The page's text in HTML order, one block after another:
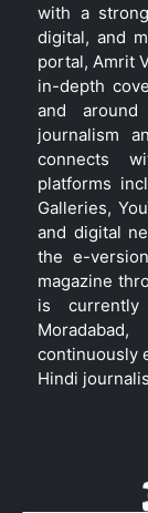
with a
digital, and
portal, Amrit
in-depth
and
journalism
connects
platforms
Galleries,
and digital
the e-
magazine
is currently
continuously
Hindi